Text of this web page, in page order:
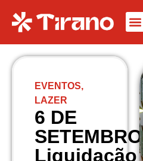
EVENTOS,
LAZER
6 DE
SETEMBRO
Liquidação